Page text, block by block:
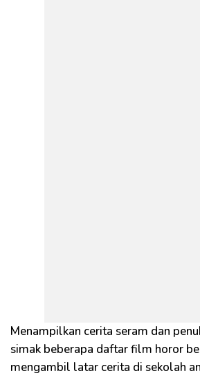
Menampilkan cerita seram dan
simak beberapa daftar film horor
mengambil latar cerita di sekolah